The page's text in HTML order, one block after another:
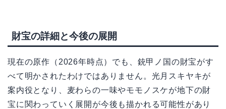
財宝の詳細と今後の展開
現在の原作（2026年時点）でも、銃甲ノ国の財宝がす
べて明かされたわけではありません。光月スキヤキが
案内役となり、麦わらの一味やモモノスケが地下の財
宝に関わっていく展開が今後も描かれる可能性があり